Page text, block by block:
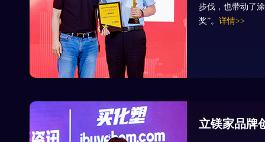
步伐，也带动了
奖”。 详情>>
立镁家品牌